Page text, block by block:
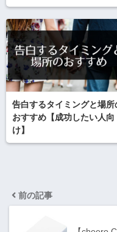
告白するタイミングと場所
おすすめ【成功したい人向
け】
前の記事